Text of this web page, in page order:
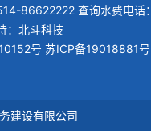
86622222 查询水费电
北斗科技
号 苏ICP备19018881
建设有限公司